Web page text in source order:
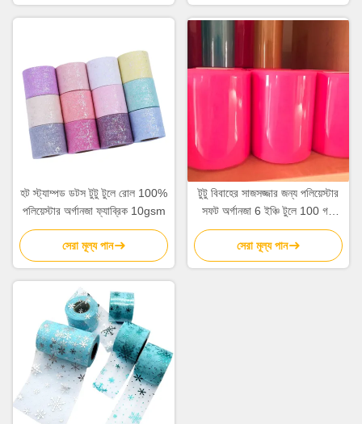
হট স্ট্যাম্পড ডটস টুটু টুলে রোল 100%
পলিয়েস্টার অর্গানজা ফ্যাব্রিক 10gsm
সেরা মূল্য পান
টুটু বিবাহের সাজসজ্জার জন্য পলিয়েস্টার
সফট অর্গানজা 6 ইঞ্চি টুলে 100 গজ
স্পুল
সেরা মূল্য পান